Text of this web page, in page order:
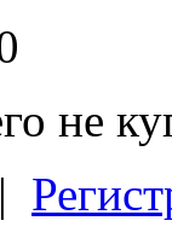
не
|